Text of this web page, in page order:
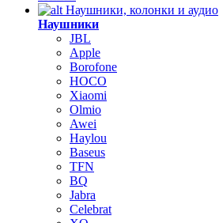
Наушники, колонки и аудио
Наушники
JBL
Apple
Borofone
HOCO
Xiaomi
Olmio
Awei
Haylou
Baseus
TFN
BQ
Jabra
Celebrat